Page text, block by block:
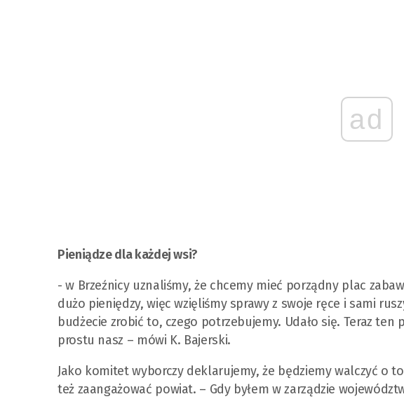
ad
Pieniądze dla każdej wsi?
- w Brzeźnicy uznaliśmy, że chcemy mieć porządny plac
dużo pieniędzy, więc wzięliśmy sprawy z swoje ręce i sami
budżecie zrobić to, czego potrzebujemy. Udało się. Teraz
prostu nasz – mówi K. Bajerski.
Jako komitet wyborczy deklarujemy, że będziemy walczyć o
też zaangażować powiat. – Gdy byłem w zarządzie